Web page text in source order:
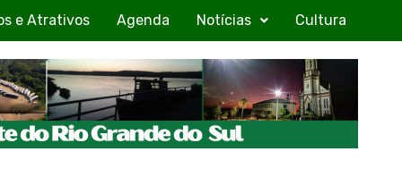
e Atrativos Agenda Notícias Cultura